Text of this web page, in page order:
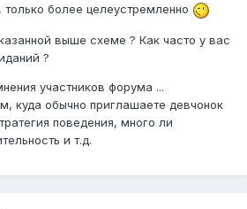
более целеуcтремленно
выше схеме ? Как часто у вас
?
участников форума ...
куда обычно приглашаете девчонок
поведения, много ли
и т.д.